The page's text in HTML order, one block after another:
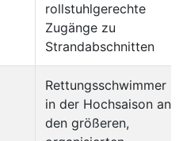
rollstuhlgerechte
Zugänge zu
Strandabschnitten
Rettungsschwimmer
in der Hochsaison an
den größeren,